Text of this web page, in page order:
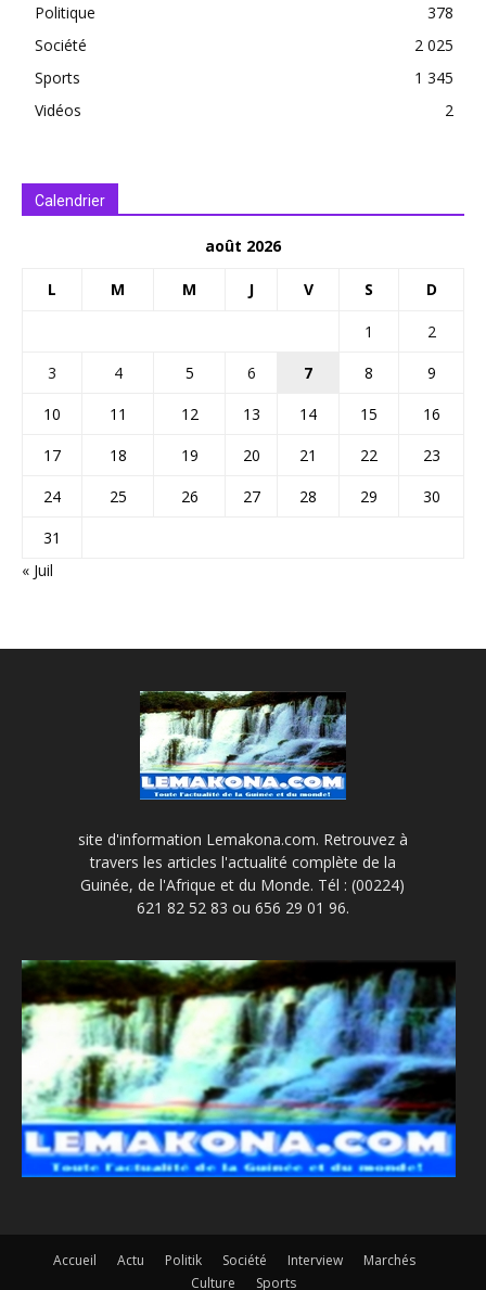
Politique
378
Société
2 025
Sports
1 345
Vidéos
2
Calendrier
août 2026
L M M J V S D
1
2
3
4 5 6 7 8
9
10
11 12 13 14 15
16
17
18 19 20 21 22
23
24
25 26 27 28 29
30
31
« Juil
site d'information Lemakona.com. Retrouvez à
travers les articles l'actualité complète de la
Guinée, de l'Afrique et du Monde. Tél : (00224)
621 82 52 83 ou 656 29 01 96.
Accueil Actu Politik Société Interview
Marchés
Culture
Sports